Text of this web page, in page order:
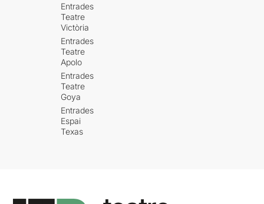
Entrades
Teatre
Victòria
Entrades
Teatre
Apolo
Entrades
Teatre
Goya
Entrades
Espai
Texas